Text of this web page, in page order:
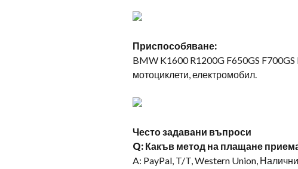
Приспособяване:
BMW K1600 R1200G F650GS
мотоциклети, електромобил.
Често задавани въпроси
Q: Какъв метод на плащане
A: PayPal, T/T, Western Union,